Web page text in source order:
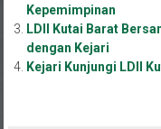
Kepemimpinan
LDII Kutai Barat
dengan Kejari
Kejari Kunjungi LDII